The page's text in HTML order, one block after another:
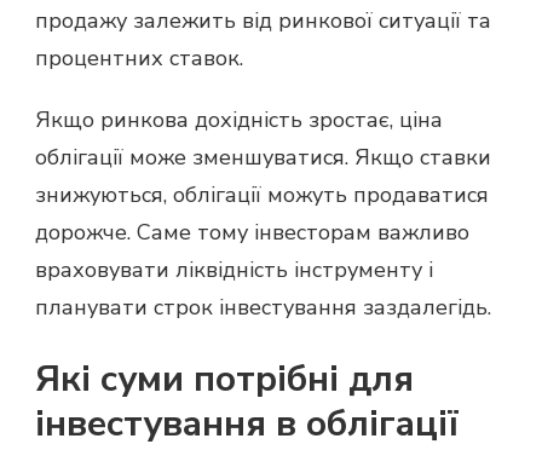
продажу залежить від ринкової ситуації та
процентних ставок.
Якщо ринкова дохідність зростає, ціна
облігації може зменшуватися. Якщо ставки
знижуються, облігації можуть продаватися
дорожче. Саме тому інвесторам важливо
враховувати ліквідність інструменту і
планувати строк інвестування заздалегідь.
Які суми потрібні для
інвестування в облігації